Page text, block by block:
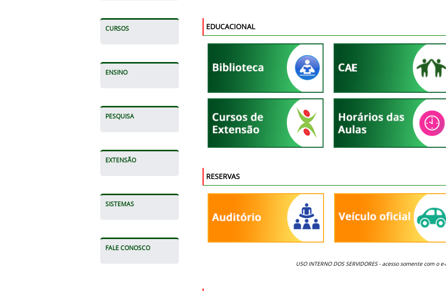
CURSOS
ENSINO
PESQUISA
EXTENSÃO
SISTEMAS
FALE CONOSCO
EDUCACIONAL
RESERVAS
USO INTERNO DOS SERVIDORES -acesso somente com o